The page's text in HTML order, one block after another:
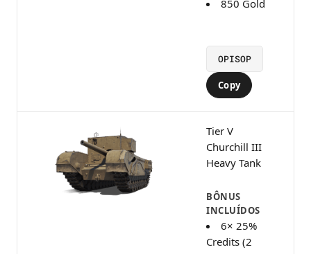
850 Gold
OPISOP
Copy
Tier V
Churchill III
Heavy Tank
BÔNUS
INCLUÍDOS
6× 25%
Credits (2